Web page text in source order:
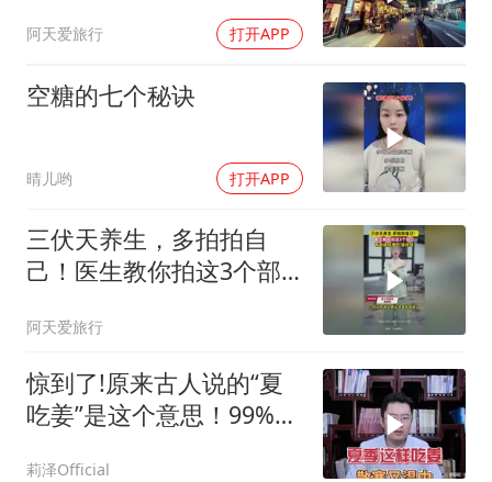
阿天爱旅行 打开APP
空糖的七个秘诀
晴儿哟 打开APP
三伏天养生，多拍拍自
己！医生教你拍这3个部
络
阿天爱旅行
惊到了!原来古人说的“夏
吃姜”是这个意思！99%的
莉泽Official